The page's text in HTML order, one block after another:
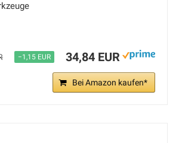
−1,15 EUR 34,84 EUR
Bei Amazon kaufen*